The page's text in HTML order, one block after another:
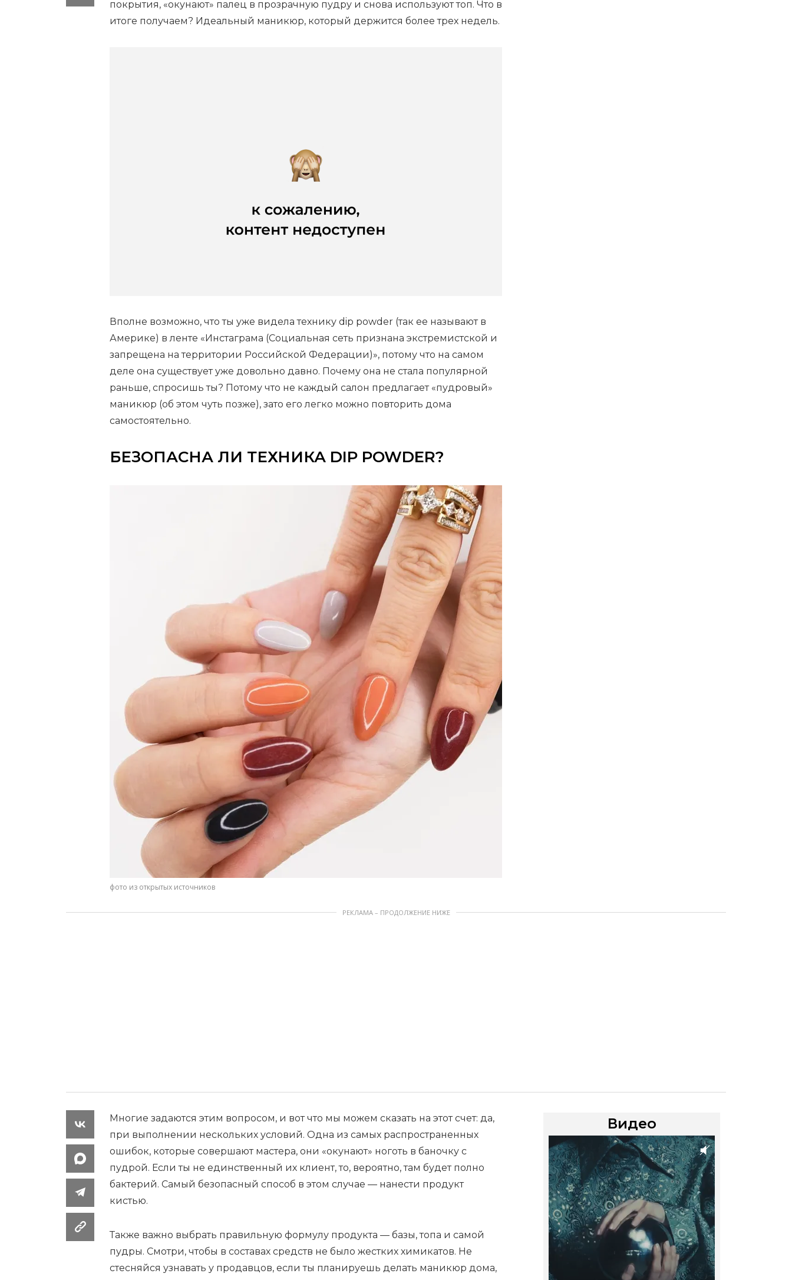
покрытия, «окунают» палец в прозрачную пудру и снова используют топ. Что в
итоге получаем? Идеальный маникюр, который держится более трех недель.
Вполне возможно, что ты уже видела технику dip powder (так ее называют в
Америке) в ленте «Инстаграма (Социальная сеть признана экстремистской и
запрещена на территории Российской Федерации)», потому что на самом
деле она существует уже довольно давно. Почему она не стала популярной
раньше, спросишь ты? Потому что не каждый салон предлагает «пудровый»
маникюр (об этом чуть позже), зато его легко можно повторить дома
самостоятельно.
БЕЗОПАСНА ЛИ ТЕХНИКА DIP POWDER?
фото из открытых источников
РЕКЛАМА – ПРОДОЛЖЕНИЕ НИЖЕ
Многие задаются этим вопросом, и вот что мы можем сказать на этот счет: да,
при выполнении нескольких условий. Одна из самых распространенных
ошибок, которые совершают мастера, они «окунают» ноготь в баночку с
пудрой. Если ты не единственный их клиент, то, вероятно, там будет полно
бактерий. Самый безопасный способ в этом случае — нанести продукт
кистью.
Также важно выбрать правильную формулу продукта — базы, топа и самой
пудры. Смотри, чтобы в составах средств не было жестких химикатов. Не
стесняйся узнавать у продавцов, если ты планируешь делать маникюр дома,